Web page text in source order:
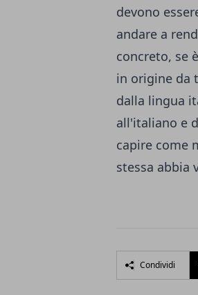
devono
andare a
concreto, se
in origine da
dalla lingua
all'italiano e
capire come
stessa abbia
Condividi